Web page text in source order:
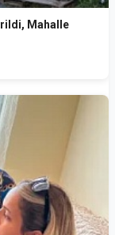
Mahalle